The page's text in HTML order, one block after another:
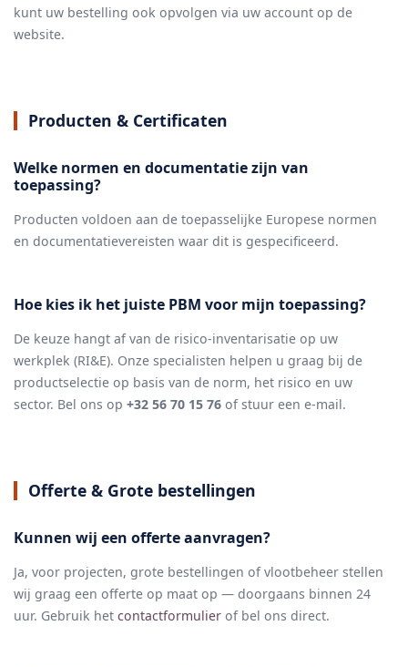
kunt uw bestelling ook opvolgen via uw account op de
website.
Producten & Certificaten
Welke normen en documentatie zijn van
toepassing?
Producten voldoen aan de toepasselijke Europese normen
en documentatievereisten waar dit is gespecificeerd.
Hoe kies ik het juiste PBM voor mijn toepassing?
De keuze hangt af van de risico-inventarisatie op uw
werkplek (RI&E). Onze specialisten helpen u graag bij de
productselectie op basis van de norm, het risico en uw
sector. Bel ons op +32 56 70 15 76 of stuur een e-mail.
Offerte & Grote bestellingen
Kunnen wij een offerte aanvragen?
Ja, voor projecten, grote bestellingen of vlootbeheer stellen
wij graag een offerte op maat op — doorgaans binnen 24
uur. Gebruik het contactformulier of bel ons direct.